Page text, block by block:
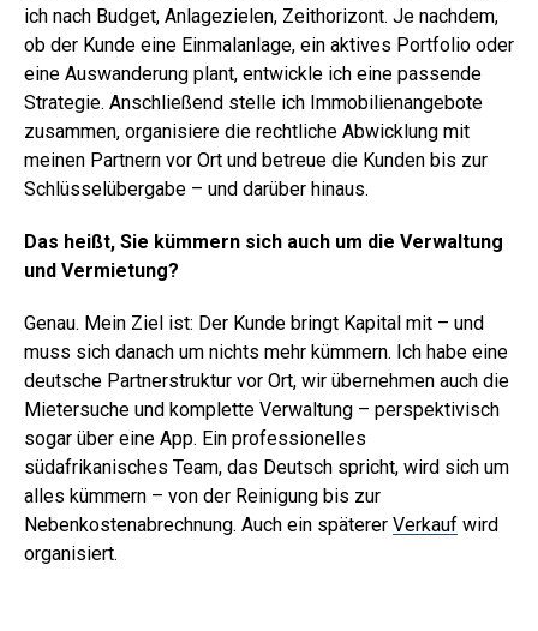
ich nach Budget, Anlagezielen, Zeithorizont. Je nachdem,
ob der Kunde eine Einmalanlage, ein aktives Portfolio oder
eine Auswanderung plant, entwickle ich eine passende
Strategie. Anschließend stelle ich Immobilienangebote
zusammen, organisiere die rechtliche Abwicklung mit
meinen Partnern vor Ort und betreue die Kunden bis zur
Schlüsselübergabe – und darüber hinaus.
Das heißt, Sie kümmern sich auch um die Verwaltung
und Vermietung?
Genau. Mein Ziel ist: Der Kunde bringt Kapital mit – und
muss sich danach um nichts mehr kümmern. Ich habe eine
deutsche Partnerstruktur vor Ort, wir übernehmen auch die
Mietersuche und komplette Verwaltung – perspektivisch
sogar über eine App. Ein professionelles
südafrikanisches Team, das Deutsch spricht, wird sich um
alles kümmern – von der Reinigung bis zur
Nebenkostenabrechnung. Auch ein späterer Verkauf wird
organisiert.